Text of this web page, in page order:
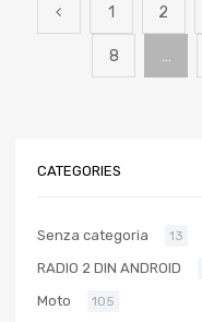
1 2
8 …
CATEGORIES
Senza categoria 13
RADIO 2 DIN ANDROID
Moto 105